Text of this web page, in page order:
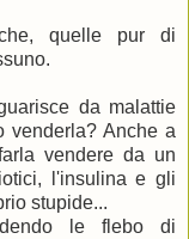
quelle pur di
da malattie
venderla? Anche a
vendere da un
l'insulina e gli
stupide...
le flebo di